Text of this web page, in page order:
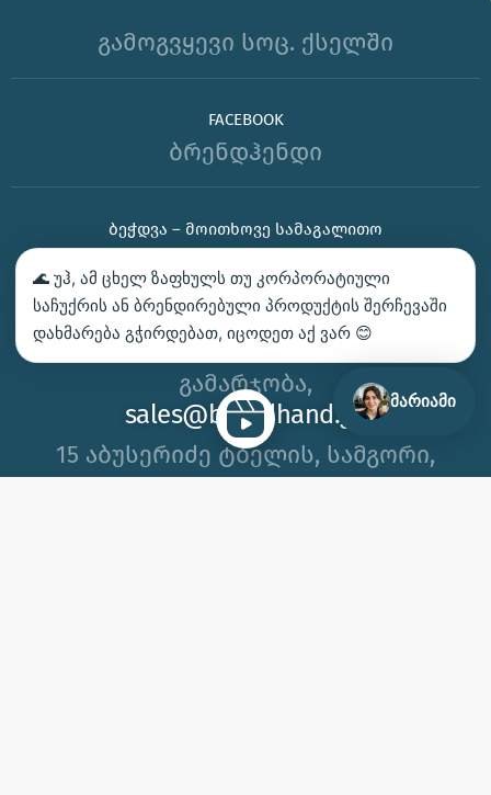
გამოგვყევი სოც. ქსელში
FACEBOOK
ბრენდჰენდი
ᲑᲔᲭᲓᲕᲐ – ᲛᲝᲘᲗᲮᲝᲕᲔ ᲡᲐᲛᲐᲒᲐᲚᲘᲗᲝ
ᲙᲝᲜᲢᲐᲥᲢᲘ
ᲩᲕᲔᲜ ᲛᲝᲒᲕᲬᲝᲜᲡ
გამარჯობა,
sales@brandhand.ge
15 აბუსერიძე ტბელის, სამგორი,
მარიამი
🌊 უჰ, ამ ცხელ ზაფხულს თუ კორპორატიული
საჩუქრის ან ბრენდირებული პროდუქტის შერჩევაში
დახმარება გჭირდებათ, იცოდეთ აქ ვარ 😊